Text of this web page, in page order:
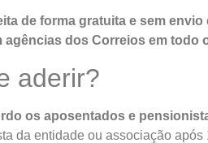
de forma gratuita e sem
agências dos Correios em todo
aderir?
os aposentados e
da entidade ou associação após